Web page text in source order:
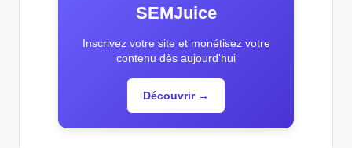
SEMJuice
Inscrivez votre site et monétisez votre
contenu dès aujourd'hui
Découvrir →